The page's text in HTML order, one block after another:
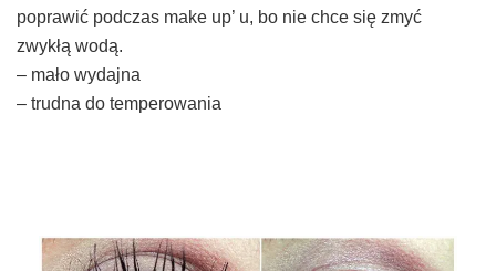
poprawić podczas make up’ u, bo nie chce się zmyć
zwykłą wodą.
– mało wydajna
– trudna do temperowania